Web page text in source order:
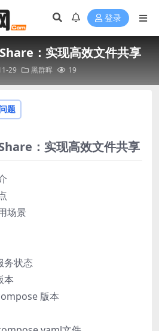
登录
：实现高效文件共享
29 黑群晖 19
题
：实现高效文件共享
场景
务状态
本
版本